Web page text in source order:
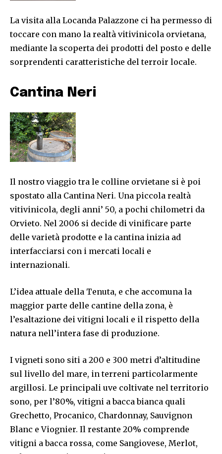
La visita alla Locanda Palazzone ci ha permesso di
toccare con mano la realtà vitivinicola orvietana,
mediante la scoperta dei prodotti del posto e delle
sorprendenti caratteristiche del terroir locale.
Cantina Neri
Il nostro viaggio tra le colline orvietane si è poi
spostato alla Cantina Neri. Una piccola realtà
vitivinicola, degli anni’ 50, a pochi chilometri da
Orvieto. Nel 2006 si decide di vinificare parte
delle varietà prodotte e la cantina inizia ad
interfacciarsi con i mercati locali e
internazionali.
L’idea attuale della Tenuta, e che accomuna la
maggior parte delle cantine della zona, è
l’esaltazione dei vitigni locali e il rispetto della
natura nell’intera fase di produzione.
I vigneti sono siti a 200 e 300 metri d’altitudine
sul livello del mare, in terreni particolarmente
argillosi. Le principali uve coltivate nel territorio
sono, per l’80%, vitigni a bacca bianca quali
Grechetto, Procanico, Chardonnay, Sauvignon
Blanc e Viognier. Il restante 20% comprende
vitigni a bacca rossa, come Sangiovese, Merlot,